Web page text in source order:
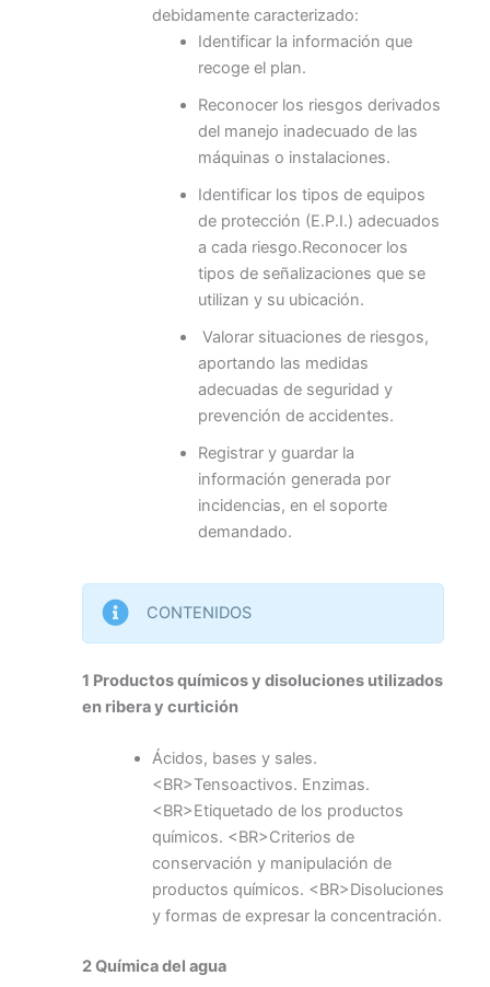
debidamente caracterizado:
Identificar la información que
recoge el plan.
Reconocer los riesgos derivados
del manejo inadecuado de las
máquinas o instalaciones.
Identificar los tipos de equipos
de protección (E.P.I.) adecuados
a cada riesgo.Reconocer los
tipos de señalizaciones que se
utilizan y su ubicación.
Valorar situaciones de riesgos,
aportando las medidas
adecuadas de seguridad y
prevención de accidentes.
Registrar y guardar la
información generada por
incidencias, en el soporte
demandado.
CONTENIDOS
1 Productos químicos y disoluciones utilizados
en ribera y curtición
Ácidos, bases y sales.
<BR>Tensoactivos. Enzimas.
<BR>Etiquetado de los productos
químicos. <BR>Criterios de
conservación y manipulación de
productos químicos. <BR>Disoluciones
y formas de expresar la concentración.
2 Química del agua